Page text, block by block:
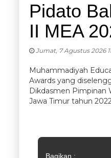
Pidato
II MEA
Jumat, 7 Agustus 2026
Muhammadiyah
Awards yang
Dikdasmen Pimpinan
Jawa Timur tahun
Bagikan :